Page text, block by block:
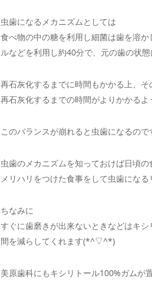
虫歯になるメカニズムとしては
食べ物の中の糖を利用し細菌は歯を溶
ルなどを利用し約40分で、元の歯の状態
再石灰化するまでに時間もかかる上、
再石灰化するまでの時間がよりかかるよ
このバランスが崩れると虫歯になるので
虫歯のメカニズムを知っておけば日頃
メリハリをつけた食事をして虫歯になる
ちなみに
すぐに歯磨きが出来ないときなどはキ
間を減らしてくれます(*^▽^*)
美原歯科にもキシリトール100%ガムが